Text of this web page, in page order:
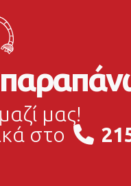
μας!
στο